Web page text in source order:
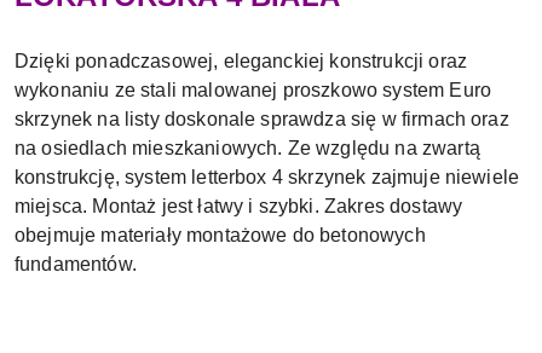
Dzięki ponadczasowej, eleganckiej konstrukcji oraz
wykonaniu ze stali malowanej proszkowo system Euro
skrzynek na listy doskonale sprawdza się w firmach oraz
na osiedlach mieszkaniowych. Ze względu na zwartą
konstrukcję, system letterbox 4 skrzynek zajmuje niewiele
miejsca. Montaż jest łatwy i szybki. Zakres dostawy
obejmuje materiały montażowe do betonowych
fundamentów.